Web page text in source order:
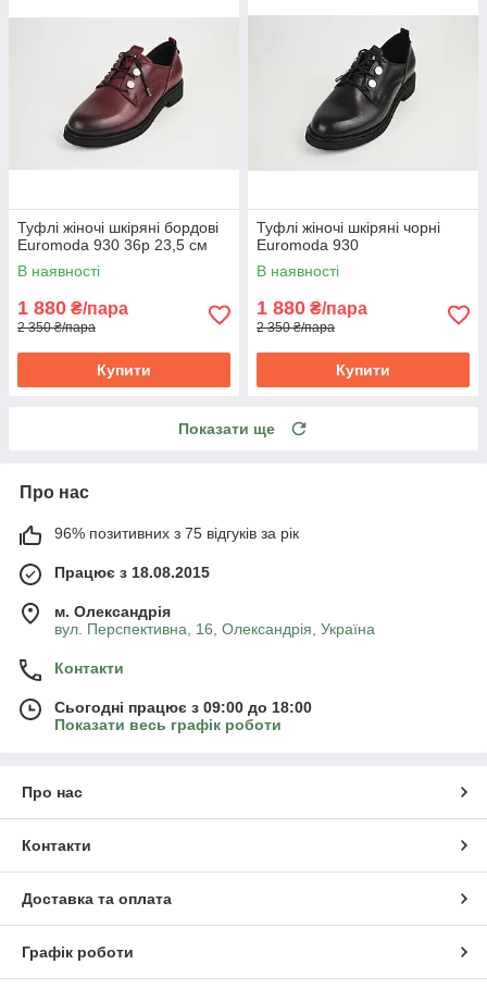
Туфлі жіночі шкіряні бордові
Euromoda 930 36р 23,5 см
В наявності
1 880 ₴/пара
2 350 ₴/пара
Купити
Туфлі жіночі шкіряні чорні
Euromoda 930
В наявності
1 880 ₴/пара
2 350 ₴/пара
Купити
Показати ще
Про нас
96% позитивних з 75 відгуків за рік
Працює з 18.08.2015
м. Олександрія
вул. Перспективна, 16, Олександрія, Україна
Контакти
Сьогодні працює з 09:00 до 18:00
Показати весь графік роботи
Про нас
Контакти
Доставка та оплата
Графік роботи